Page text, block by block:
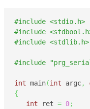
#include <stdio.h>
#include
#include <stdlib.h>
#include
int main(int argc,
{
int ret = 0;